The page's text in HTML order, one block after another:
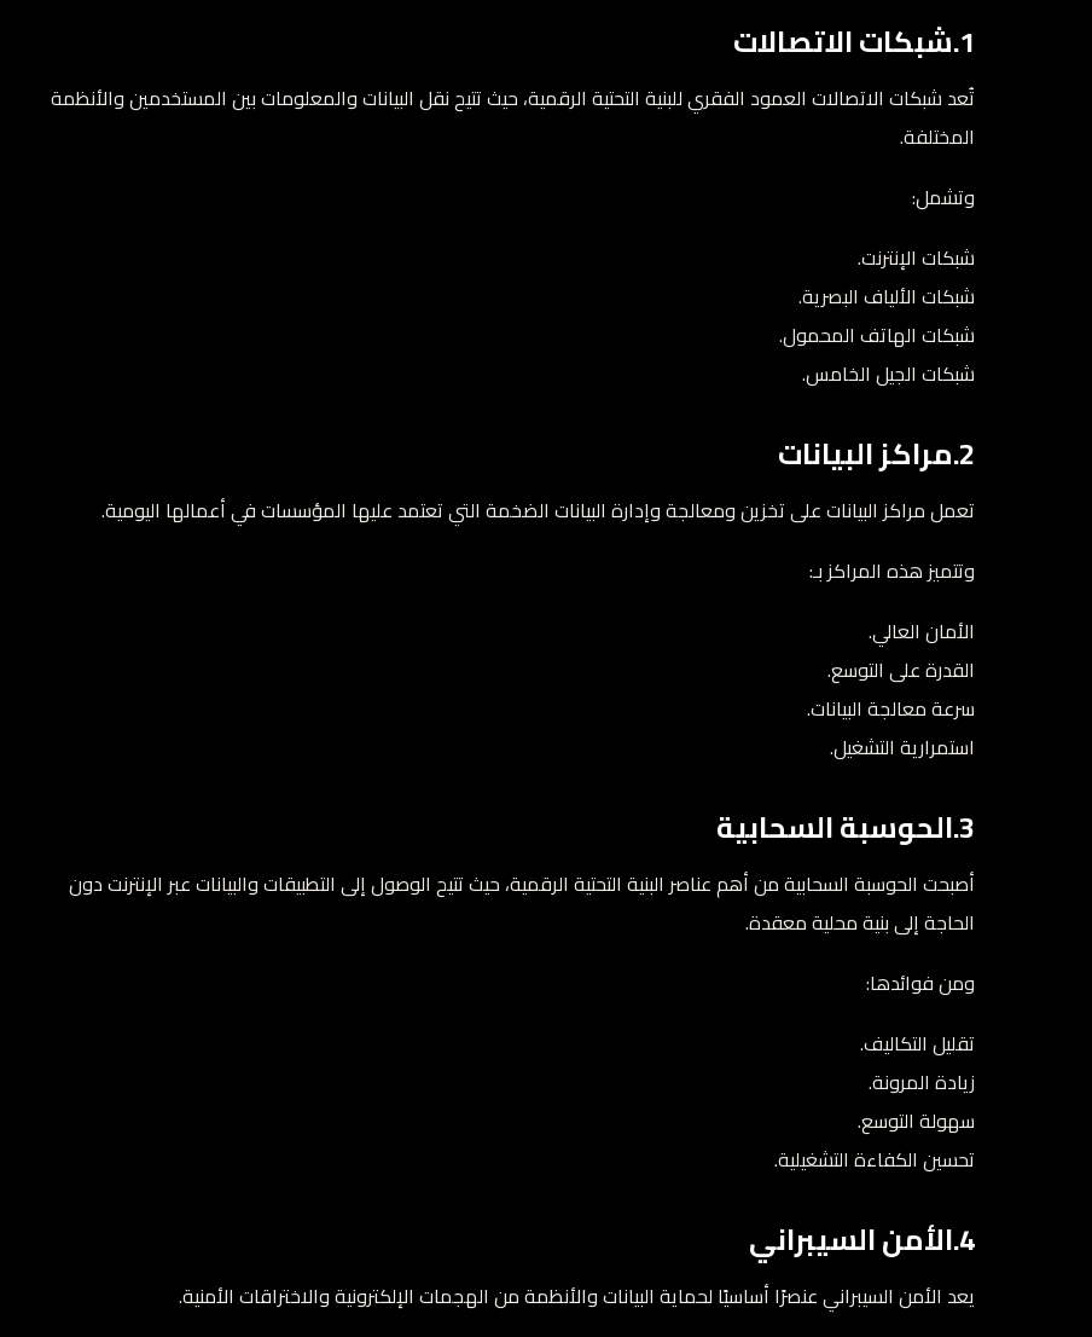
1.شبكات الاتصالات
تُعد شبكات الاتصالات العمود الفقري للبنية التحتية الرقمية، حيث تتيح نقل البيانات والمعلومات بين المستخدمين والأنظمة
المختلفة.
وتشمل:
شبكات الإنترنت.
شبكات الألياف البصرية.
شبكات الهاتف المحمول.
شبكات الجيل الخامس.
2.مراكز البيانات
تعمل مراكز البيانات على تخزين ومعالجة وإدارة البيانات الضخمة التي تعتمد عليها المؤسسات في أعمالها اليومية.
وتتميز هذه المراكز بـ:
الأمان العالي.
القدرة على التوسع.
سرعة معالجة البيانات.
استمرارية التشغيل.
3.الحوسبة السحابية
أصبحت الحوسبة السحابية من أهم عناصر البنية التحتية الرقمية، حيث تتيح الوصول إلى التطبيقات والبيانات عبر الإنترنت دون
الحاجة إلى بنية محلية معقدة.
ومن فوائدها:
تقليل التكاليف.
زيادة المرونة.
سهولة التوسع.
تحسين الكفاءة التشغيلية.
4.الأمن السيبراني
يعد الأمن السيبراني عنصرًا أساسيًا لحماية البيانات والأنظمة من الهجمات الإلكترونية والاختراقات الأمنية.